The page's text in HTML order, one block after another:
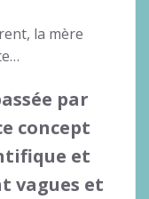
la mère
par
concept
et
vagues et